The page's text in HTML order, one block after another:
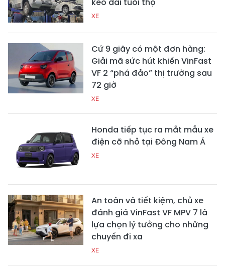
kéo dài tuổi thọ
XE
Cứ 9 giây có một đơn hàng:
Giải mã sức hút khiến VinFast
VF 2 “phá đảo” thị trường sau
72 giờ
XE
Honda tiếp tục ra mắt mẫu xe
điện cỡ nhỏ tại Đông Nam Á
XE
An toàn và tiết kiệm, chủ xe
đánh giá VinFast VF MPV 7 là
lựa chọn lý tưởng cho những
chuyến đi xa
XE